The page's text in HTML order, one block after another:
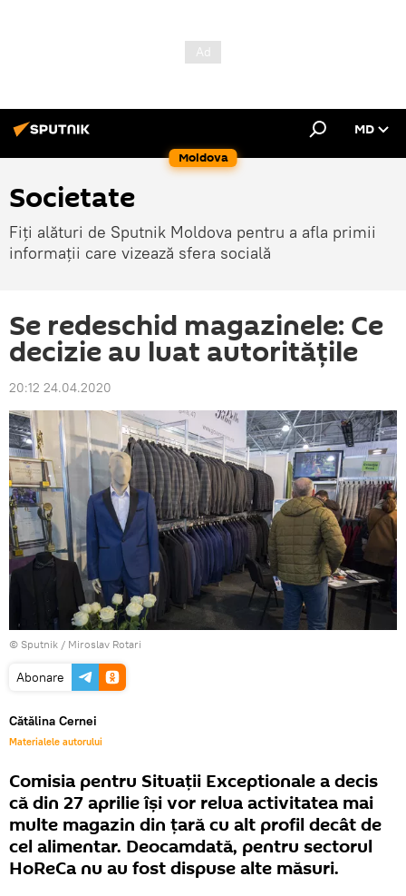
Moldova
MD
Societate
Fiți alături de Sputnik Moldova pentru a afla primii
informații care vizează sfera socială
Se redeschid magazinele: Ce
decizie au luat autoritățile
20:12 24.04.2020
© Sputnik / Miroslav Rotari
Abonare
Cătălina Cernei
Materialele autorului
Comisia pentru Situații Exceptionale a decis
că din 27 aprilie își vor relua activitatea mai
multe magazin din țară cu alt profil decât de
cel alimentar. Deocamdată, pentru sectorul
HoReCa nu au fost dispuse alte măsuri.